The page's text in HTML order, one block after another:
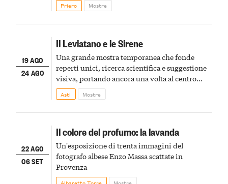
Priero Mostre
19 AGO
24 AGO
Il Leviatano e le Sirene
Una grande mostra temporanea che fonde
reperti unici, ricerca scientifica e suggestione
visiva, portando ancora una volta al centro
della scena le meraviglie del passato astigiano
Asti Mostre
22 AGO
06 SET
Il colore del profumo: la lavanda
Un'esposizione di trenta immagini del
fotografo albese Enzo Massa scattate in
Provenza